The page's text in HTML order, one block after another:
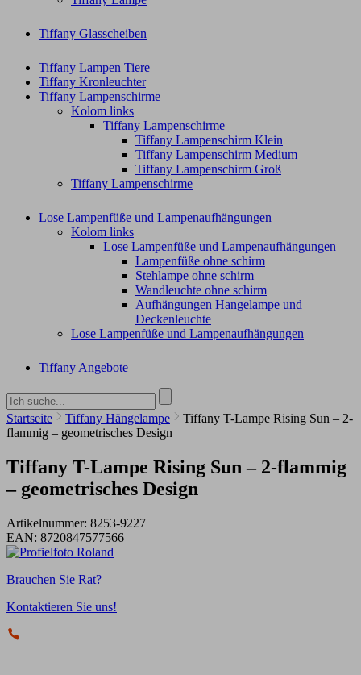
Tiffany Glasscheiben
Tiffany Lampen Tiere
Tiffany Kronleuchter
Tiffany Lampenschirme
Kolom links
Tiffany Lampenschirme
Tiffany Lampenschirm Klein​
Tiffany Lampenschirm Medium
Tiffany Lampenschirm Groß​
Tiffany Lampenschirme
Lose Lampenfüße und Lampenaufhängungen
Kolom links
Lose Lampenfüße und Lampenaufhängungen
Lampenfüße ohne schirm
Stehlampe ohne schirm
Wandleuchte ohne schirm
Aufhängungen Hangelampe und
Deckenleuchte
Lose Lampenfüße und Lampenaufhängungen
Tiffany Angebote
Startseite Tiffany Hängelampe
Tiffany T-Lampe Rising Sun – 2-
flammig – geometrisches Design
Tiffany T-Lampe Rising Sun – 2-flammig
– geometrisches Design
Artikelnummer: 8253-9227
EAN: 8720847577566
Brauchen Sie Rat?
Kontaktieren Sie uns!